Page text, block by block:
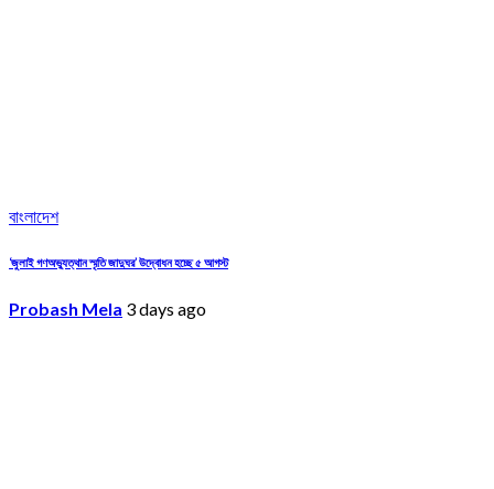
বাংলাদেশ
‘জুলাই গণঅভ্যুত্থান স্মৃতি জাদুঘর’ উদ্বোধন হচ্ছে ৫ আগস্ট
Probash Mela 3 days ago